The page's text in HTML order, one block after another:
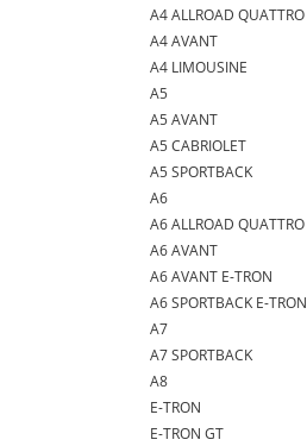
A4 ALLROAD QUATTRO
A4 AVANT
A4 LIMOUSINE
A5
A5 AVANT
A5 CABRIOLET
A5 SPORTBACK
A6
A6 ALLROAD QUATTRO
A6 AVANT
A6 AVANT E-TRON
A6 SPORTBACK E-TRON
A7
A7 SPORTBACK
A8
E-TRON
E-TRON GT